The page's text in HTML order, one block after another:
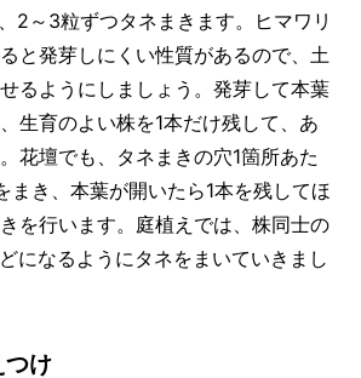
2～3粒ずつタネまきます。ヒマワリ
と発芽しにくい性質があるので、土
るようにしましょう。発芽して本葉
生育のよい株を1本だけ残して、あ
花壇でも、タネまきの穴1箇所あた
まき、本葉が開いたら1本を残してほ
を行います。庭植えでは、株同士の
になるようにタネをまいていきまし
つけ